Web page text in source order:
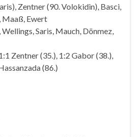
Zentner (90. Volokidin), Basci,
Maaß, Ewert
Wellings, Saris, Mauch, Dönmez,
Zentner (35.), 1:2 Gabor (38.),
(86.)